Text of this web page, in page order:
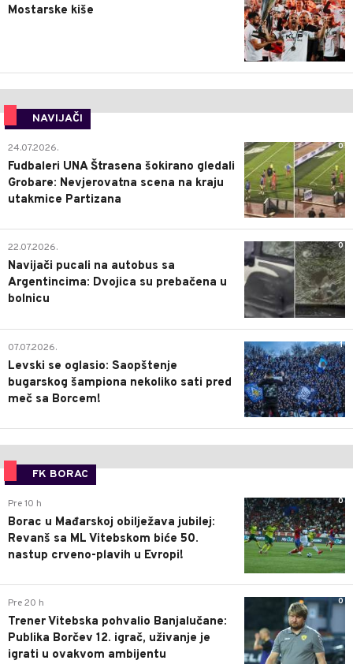
Mostarske kiše
NAVIJAČI
0
24.07.2026.
Fudbaleri UNA Štrasena šokirano gledali
Grobare: Nevjerovatna scena na kraju
utakmice Partizana
0
22.07.2026.
Navijači pucali na autobus sa
Argentincima: Dvojica su prebačena u
bolnicu
1
07.07.2026.
Levski se oglasio: Saopštenje
bugarskog šampiona nekoliko sati pred
meč sa Borcem!
FK BORAC
0
Pre 10 h
Borac u Mađarskoj obilježava jubilej:
Revanš sa ML Vitebskom biće 50.
nastup crveno-plavih u Evropi!
0
Pre 20 h
Trener Vitebska pohvalio Banjalučane:
Publika Borčev 12. igrač, uživanje je
igrati u ovakvom ambijentu